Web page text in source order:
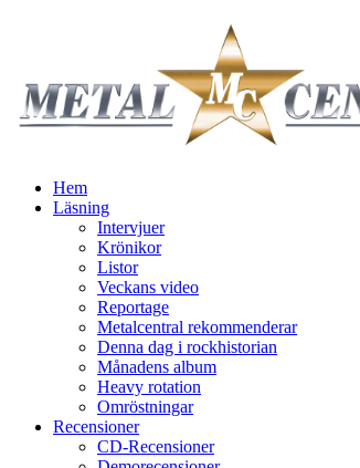
Hem
Läsning
Intervjuer
Krönikor
Listor
Veckans video
Reportage
Metalcentral rekommenderar
Denna dag i rockhistorian
Månadens album
Heavy rotation
Omröstningar
Recensioner
CD-Recensioner